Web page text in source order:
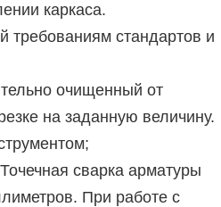
каркаса.
требованиям стандартов и
очищенный от
на заданную величину.
сварка арматуры
При работе с